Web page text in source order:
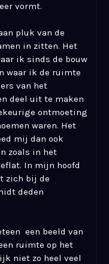
vormt.
pluk van de
in zitten. Het
ik sinds de bouw
waar ik de ruimte
van het
deel uit te maken
ontmoeting
waren. Het
mij dan ook
zoals in het
In mijn hoofd
zich bij de
deden
een beeld van
ruimte op het
niet zo heel veel